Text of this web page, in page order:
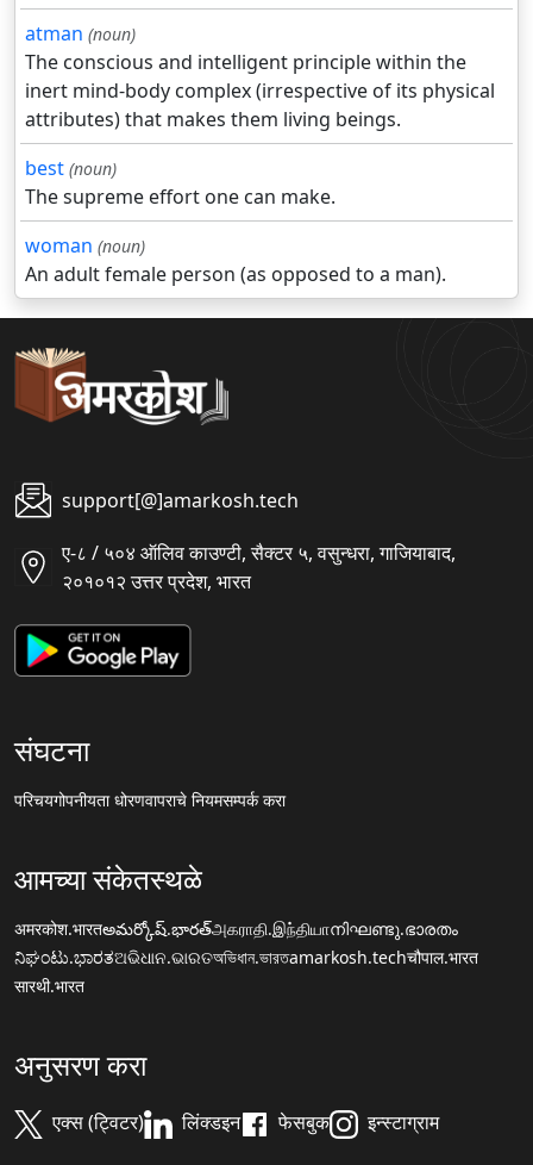
atman (noun)
The conscious and intelligent principle within the
inert mind-body complex (irrespective of its physical
attributes) that makes them living beings.
best (noun)
The supreme effort one can make.
woman (noun)
An adult female person (as opposed to a man).
support[@]amarkosh.tech
ए-८ / ५०४ ऑलिव काउण्टी, सैक्टर ५, वसुन्धरा, गाजियाबाद,
२०१०१२ उत्तर प्रदेश, भारत
संघटना
परिचयगोपनीयता धोरणवापराचे नियमसम्पर्क करा
आमच्या संकेतस्थळे
अमरकोश.भारतఅమర్కోష్.భారత్அகராதி.இந்தியாനിഘണ്ടു.ഭാരതം
ನಿಘಂಟು.ಭಾರತଅଭିଧାନ.ଭାରତঅভিধান.ভারতamarkosh.techचौपाल.भारत
सारथी.भारत
अनुसरण करा
एक्स (ट्विटर) लिंक्डइन फेसबुक इन्स्टाग्राम